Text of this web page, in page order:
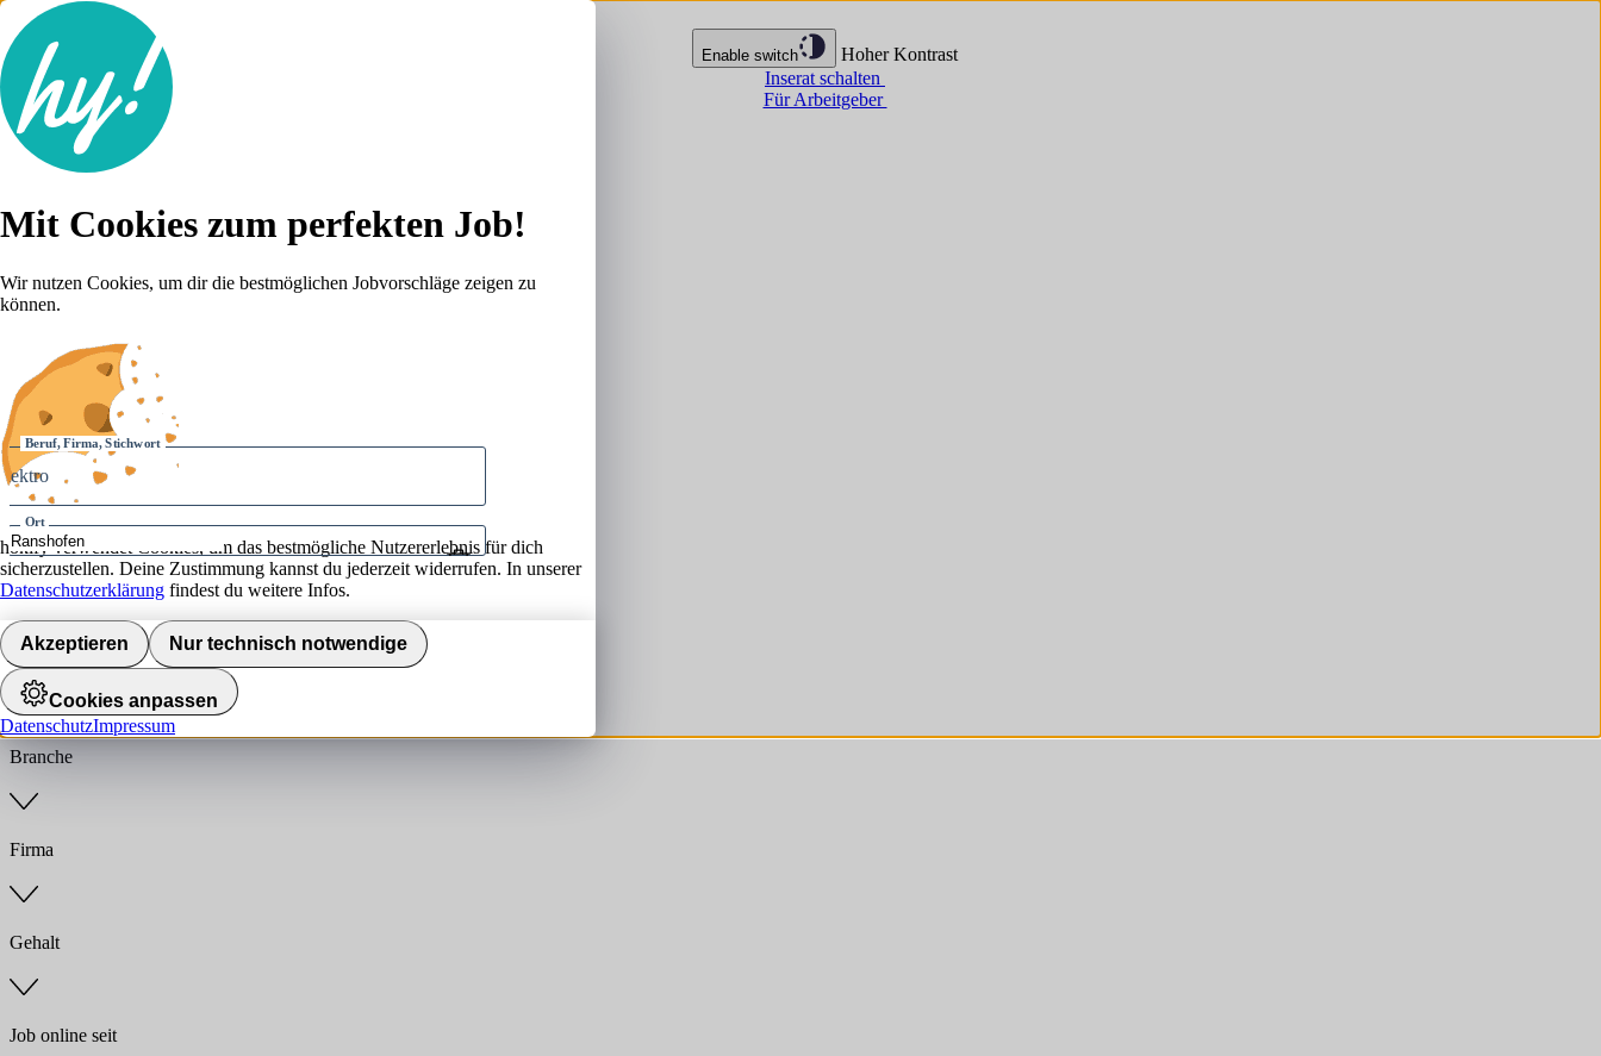
Enable switch
Hoher Kontrast
Inserat schalten
Für Arbeitgeber
Lebenslauf
Karriere-Tipps
Anmelden
Beruf, Firma, Stichwort
Ort
Umkreis
Jobs finden
Anstellungsart
Branche
Firma
Gehalt
Job online seit
Mit Cookies zum perfekten Job!
Wir nutzen Cookies, um dir die bestmöglichen Jobvorschläge zeigen zu
können.
hokify verwendet Cookies, um das bestmögliche Nutzererlebnis für dich
sicherzustellen. Deine Zustimmung kannst du jederzeit widerrufen. In unserer
Datenschutzerklärung findest du weitere Infos.
Akzeptieren Nur technisch notwendige
Cookies anpassen
DatenschutzImpressum